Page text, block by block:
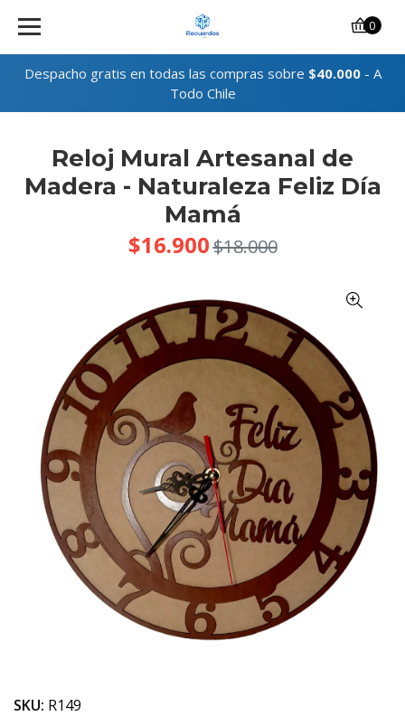
Despacho gratis en todas las compras sobre $40.000- A
Todo Chile
0
Reloj Mural Artesanal de
Madera - Naturaleza Feliz Día
Mamá
$16.900$18.000
SKU: R149